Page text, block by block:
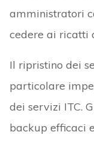
amministratori
cedere ai ricatti
Il ripristino dei
particolare
dei servizi ITC.
backup efficaci